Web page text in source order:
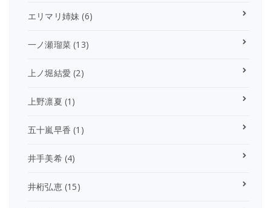
エリマリ姉妹 (6)
一ノ瀬瑠菜 (13)
上ノ堀結愛 (2)
上野凛夏 (1)
五十嵐早香 (1)
井手美希(4)
井桁弘恵(15)